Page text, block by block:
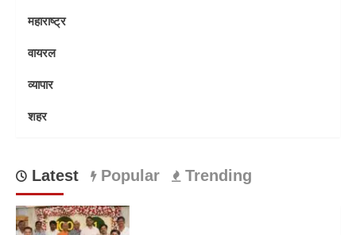
महाराष्ट्र
वायरल
व्यापार
शहर
Latest Popular Trending